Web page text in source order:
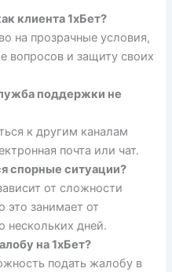
клиента 1хБет?
на прозрачные условия,
вопросов и защиту своих
поддержки не
к другим каналам
почта или чат.
спорные ситуации?
от сложности
это занимает от
нескольких дней.
на 1хБет?
подать жалобу в